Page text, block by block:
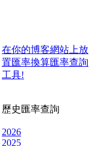
在你的博客網站上放
置匯率換算匯率查詢
工具!
歷史匯率查詢
2026
2025